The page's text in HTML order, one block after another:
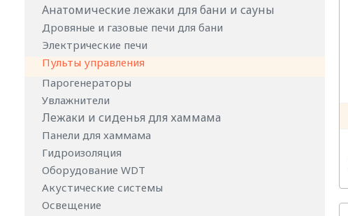
Анатомические лежаки для бани и сауны
Дровяные и газовые печи для бани
Электрические печи
Пульты управления
Парогенераторы
Увлажнители
Лежаки и сиденья для хаммама
Панели для хаммама
Гидроизоляция
Оборудование WDT
Акустические системы
Освещение